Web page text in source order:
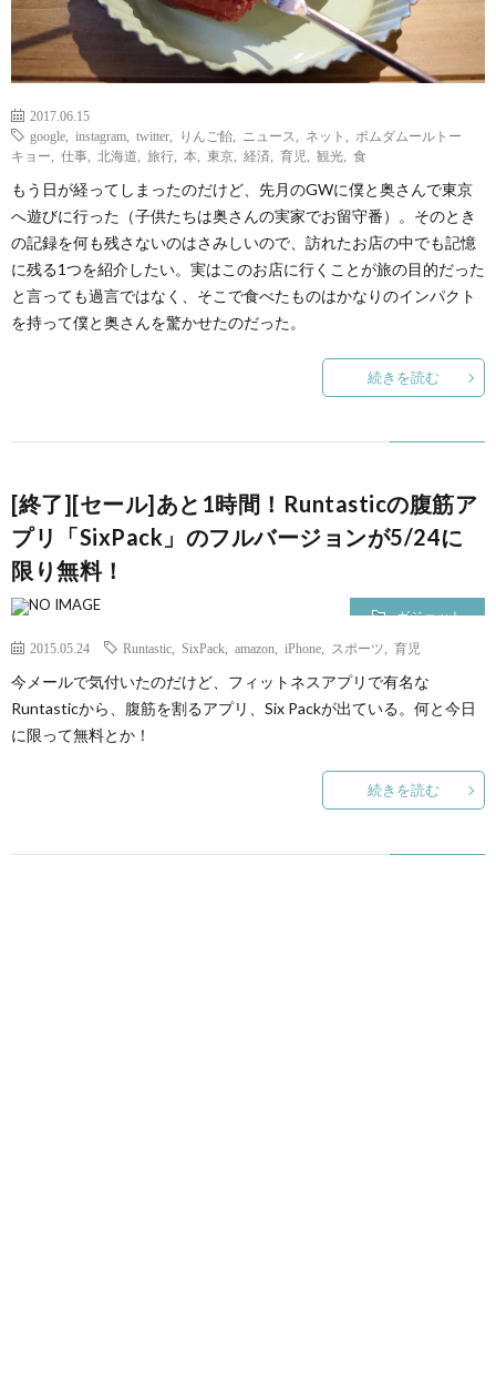
ロ
に
つ
て
2017.06.15
google
instagram twitter りんご飴 ニュース ネット
ポムダムールトー
キョー
仕事 北海道 旅行 本 東京 経済 育児 観光 食
もう日が経ってしまったのだけど、先月のGWに僕と奥さんで東京
へ遊びに行った（子供たちは奥さんの実家でお留守番）。そのとき
の記録を何も残さないのはさみしいので、訪れたお店の中でも記憶
に残る1つを紹介したい。実はこのお店に行くことが旅の目的だった
と言っても過言ではなく、そこで食べたものはかなりのインパクト
を持って僕と奥さんを驚かせたのだった。
続きを読む
[終了][セール]あと1時間！Runtasticの腹筋ア
プリ「SixPack」のフルバージョンが5/24に
限り無料！
ガジェット
2015.05.24 Runtastic SixPack amazon iPhone スポーツ 育児
今メールで気付いたのだけど、フィットネスアプリで有名な
Runtasticから、腹筋を割るアプリ、Six Packが出ている。何と今日
に限って無料とか！
続きを読む